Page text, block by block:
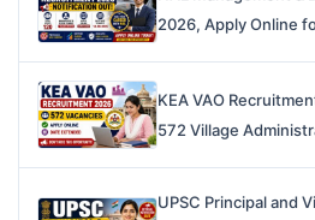
2026, Apply Online
KEA VAO
572 Village
UPSC Principal and